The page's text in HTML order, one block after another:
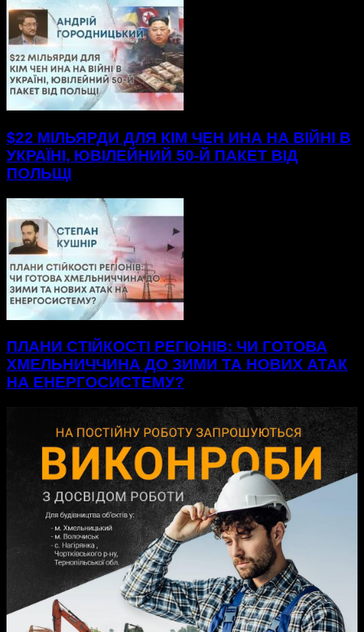
$22 МІЛЬЯРДИ ДЛЯ КІМ ЧЕН ИНА НА ВІЙНІ В
УКРАЇНІ, ЮВІЛЕЙНИЙ 50-Й ПАКЕТ ВІД
ПОЛЬЩІ
ПЛАНИ СТІЙКОСТІ РЕГІОНІВ: ЧИ ГОТОВА
ХМЕЛЬНИЧЧИНА ДО ЗИМИ ТА НОВИХ АТАК
НА ЕНЕРГОСИСТЕМУ?